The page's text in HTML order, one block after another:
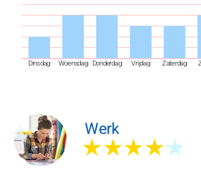
Dinsdag Woensdag Donderdag Vrijdag Zaterdag
Werk
★★★★★